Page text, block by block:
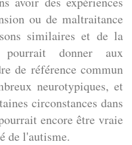
ou de maltraitance
similaires et de la
donner aux
de référence commun
neurotypiques, et
circonstances dans
encore être vraie
de l'autisme.